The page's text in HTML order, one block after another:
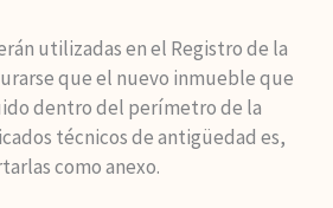
utilizadas en el Registro de la
que el nuevo inmueble que
dentro del perímetro de la
técnicos de antigüedad es,
como anexo.